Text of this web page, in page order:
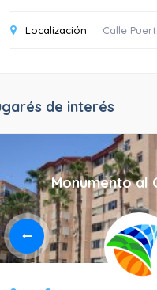
Localización Calle
de interés
Monumento al